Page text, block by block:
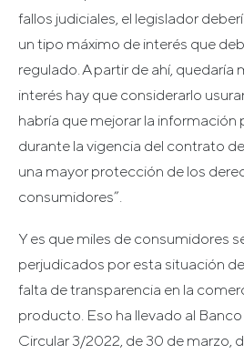
fallos judiciales, el legislador
un tipo máximo de interés que
regulado. A partir de ahí, quedaría
interés hay que considerarlo
habría que mejorar la
durante la vigencia del contrato
una mayor protección de los
consumidores”.
Y es que miles de consumidores
perjudicados por esta situación
falta de transparencia en la
producto. Eso ha llevado al
Circular 3/2022, de 30 de marzo,